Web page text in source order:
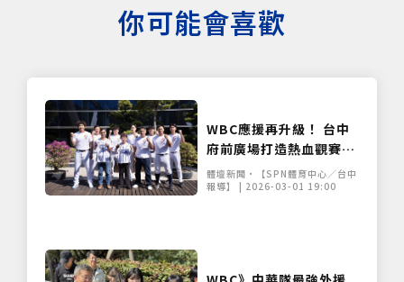
你可能會喜歡
WBC應援再升級！ 台中
府前廣場打造熱血觀賽派
對 啦啦隊、抗日美食齊
助陣
體壇新聞•【SPN體育中心／台中
報導】 | 2026-03-01 19:00